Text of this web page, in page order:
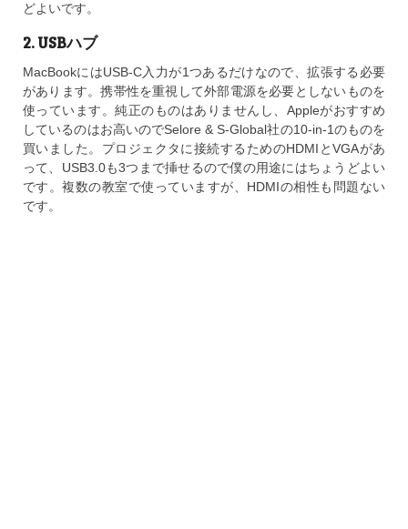
どよいです。
2. USBハブ
MacBookにはUSB-C入力が1つあるだけなので、拡張する必要
があります。携帯性を重視して外部電源を必要としないものを
使っています。純正のものはありませんし、Appleがおすすめ
しているのはお高いのでSelore & S-Global社の10-in-1のものを
買いました。プロジェクタに接続するためのHDMIとVGAがあ
って、USB3.0も3つまで挿せるので僕の用途にはちょうどよい
です。複数の教室で使っていますが、HDMIの相性も問題ない
です。